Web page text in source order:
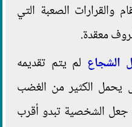
والقرارات الصعبة التي
معقدة.
الشجاع لم يتم تقديمه
الكثير من الغضب
جعل الشخصية تبدو أقرب